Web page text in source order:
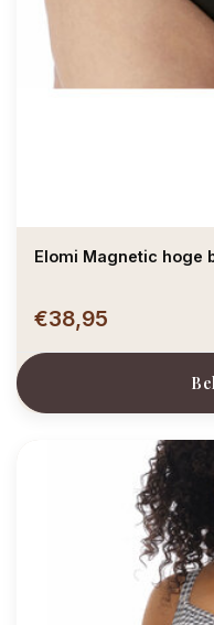
Elomi Magnetic hoge
€38,95